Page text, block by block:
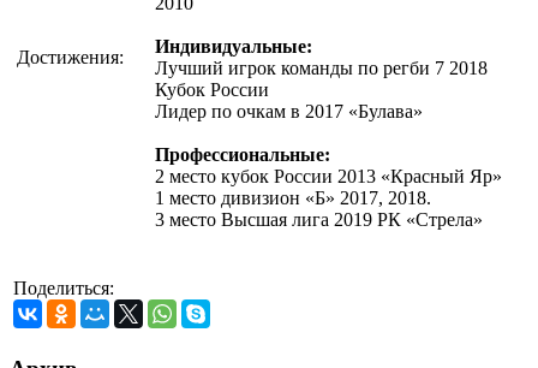
Достижения:
Индивидуальные:
Лучший игрок команды по регби 7 2018
Кубок России
Лидер по очкам в 2017 «Булава»
Профессиональные:
2 место кубок России 2013 «Красный Яр»
1 место дивизион «Б» 2017, 2018.
3 место Высшая лига 2019 РК «Стрела»
Поделиться: